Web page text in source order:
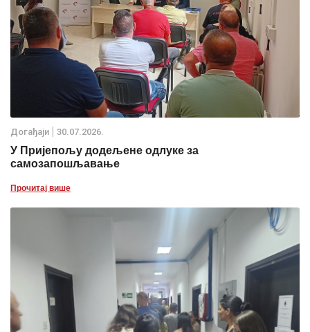
Дoгађаjи 30.07.2026.
У Пријепољу додељене одлуке за
самозапошљавање
Прочитај више